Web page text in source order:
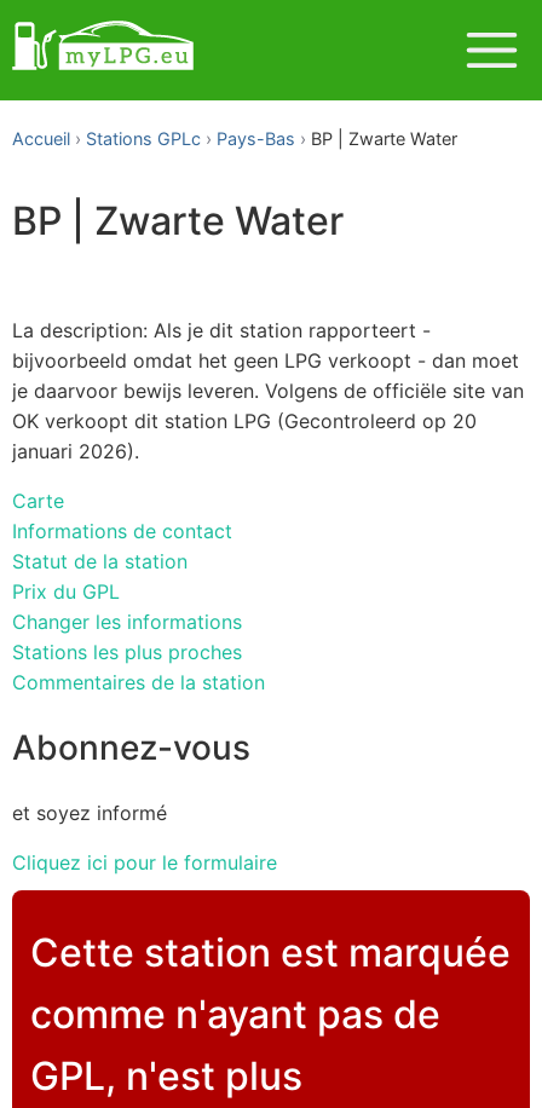
Accueil Stations GPLc Pays-Bas BP | Zwarte Water
BP | Zwarte Water
La description: Als je dit station rapporteert -
bijvoorbeeld omdat het geen LPG verkoopt - dan moet
je daarvoor bewijs leveren. Volgens de officiële site van
OK verkoopt dit station LPG (Gecontroleerd op 20
januari 2026).
Carte
Informations de contact
Statut de la station
Prix du GPL
Changer les informations
Stations les plus proches
Commentaires de la station
Abonnez-vous
et soyez informé
Cliquez ici pour le formulaire
Cette station est marquée
comme n'ayant pas de
GPL, n'est plus